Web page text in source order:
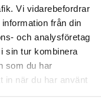
Vi vidarebefordrar
från din
och analysföretag
sin tur kombinera
som du har
in när du har använt
värmeteknik i